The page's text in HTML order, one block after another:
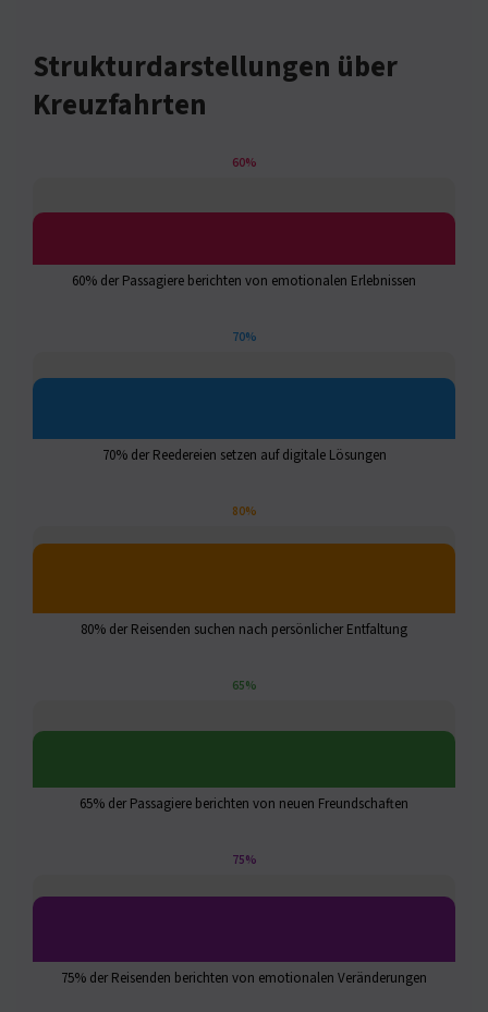
Strukturdarstellungen über
Kreuzfahrten
60%
60% der Passagiere berichten von emotionalen Erlebnissen
70%
70% der Reedereien setzen auf digitale Lösungen
80%
80% der Reisenden suchen nach persönlicher Entfaltung
65%
65% der Passagiere berichten von neuen Freundschaften
75%
75% der Reisenden berichten von emotionalen Veränderungen